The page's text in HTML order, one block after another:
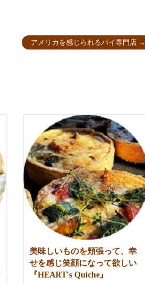
アメリカを感じられるパイ専門店 →
美味しいものを頬張って、幸
せを感じ笑顔になって欲しい
『HEART's Quiche』